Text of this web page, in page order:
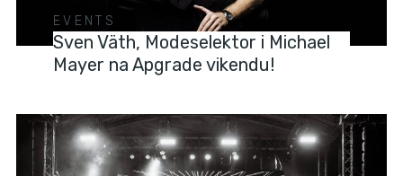
EVENTS
Sven Väth, Modeselektor i Michael
Mayer na Apgrade vikendu!